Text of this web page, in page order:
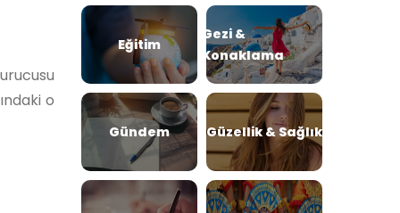
o
Eğitim
Gezi &
Konaklama
Gündem Güzellik & Sağlık